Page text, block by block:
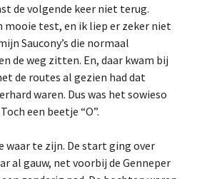
de volgende keer niet terug.
mooie test, en ik liep er zeker niet
Saucony’s die normaal
de weg zitten. En, daar kwam bij
de routes al gezien had dat
waren. Dus was het sowieso
een beetje “O”.
waar te zijn. De start ging over
al gauw, net voorbij de Genneper